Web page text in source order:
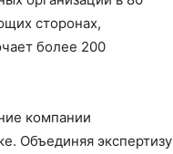
сторонах,
более 200
компании
Объединяя экспертизу